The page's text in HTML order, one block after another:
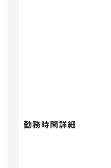
勤務時間詳細